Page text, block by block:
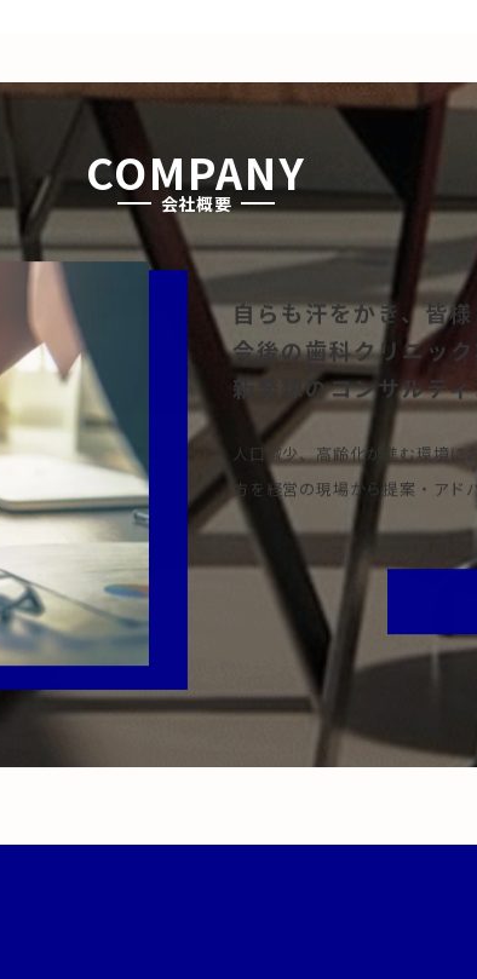
COMPANY
会社概要
自らも汗をかき、皆
今後の歯科クリニッ
新発想のコンサルティ
人口減少、高齢化が進む環境に
方を経営の現場から提案・アド